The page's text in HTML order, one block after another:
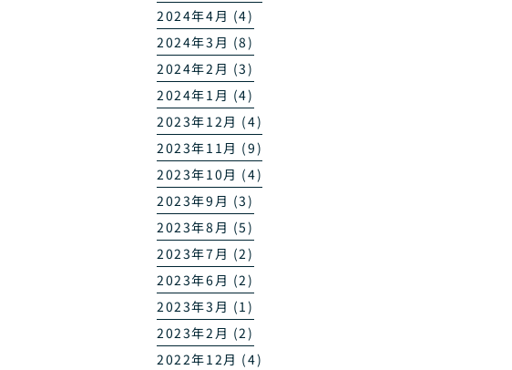
2024年4月 (4)
2024年3月 (8)
2024年2月 (3)
2024年1月 (4)
2023年12月 (4)
2023年11月 (9)
2023年10月 (4)
2023年9月 (3)
2023年8月 (5)
2023年7月 (2)
2023年6月 (2)
2023年3月 (1)
2023年2月 (2)
2022年12月 (4)